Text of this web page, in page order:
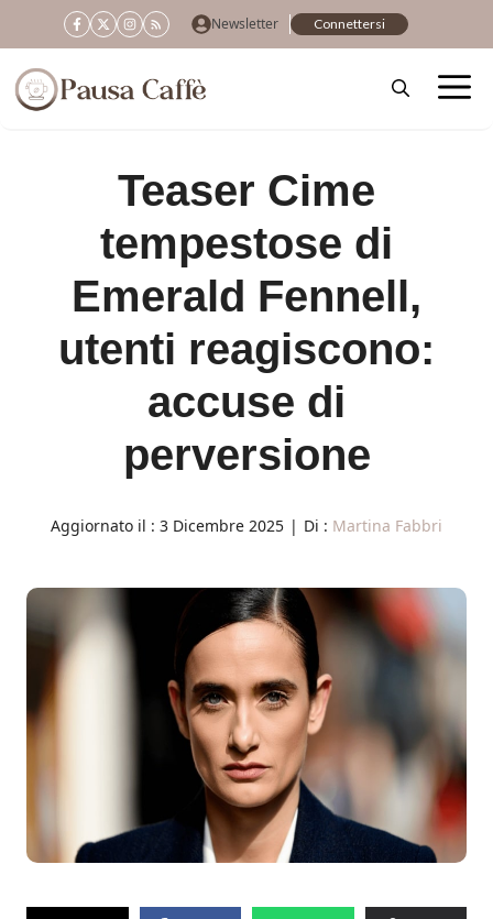
al
contenuto
Newsletter Connettersi
Teaser Cime
tempestose di
Emerald Fennell,
utenti reagiscono:
accuse di
perversione
Aggiornato il : 3 Dicembre 2025 | Di : Martina Fabbri